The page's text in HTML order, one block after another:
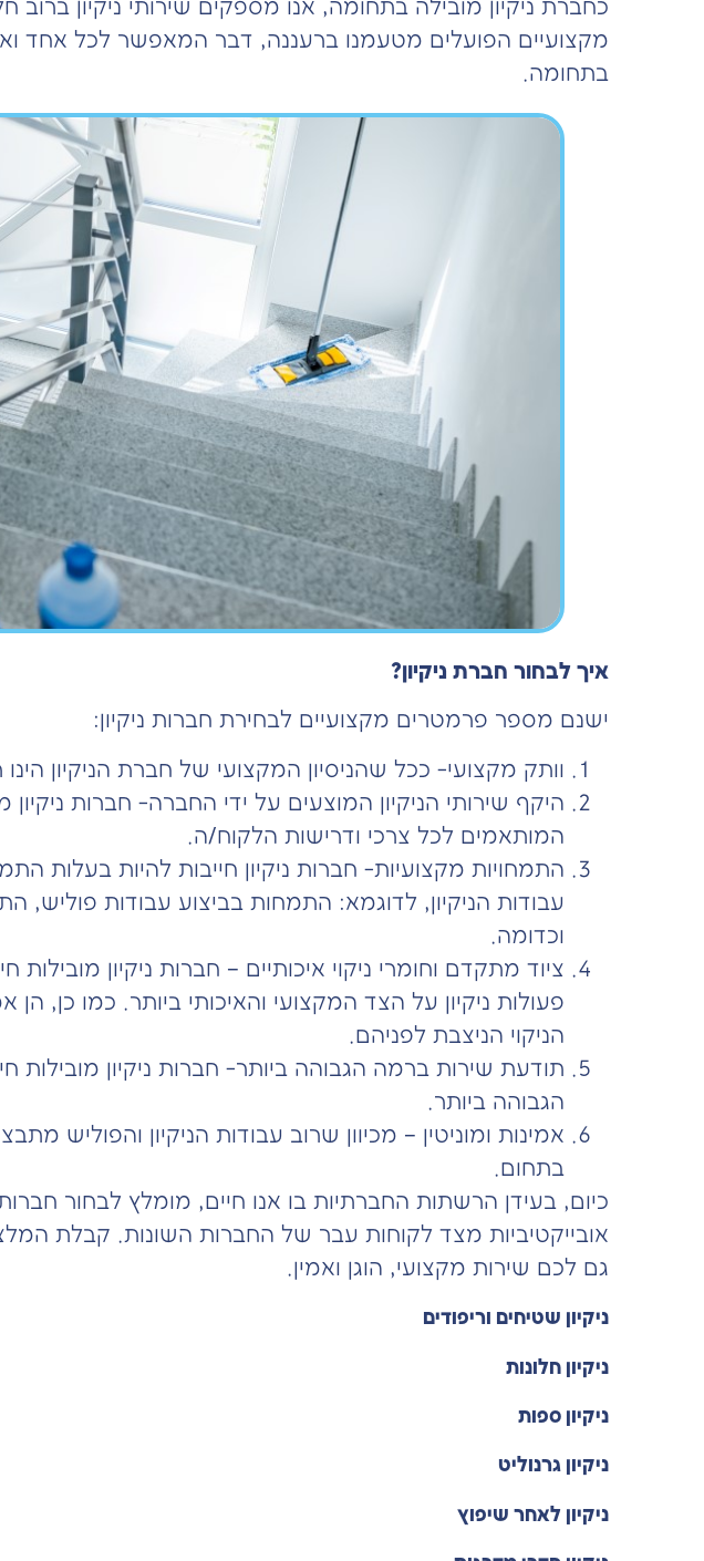
כחברת ניקיון מובילה בתחומה, אנו מספקים שירותי ניקיון
מקצועיים הפועלים מטעמנו ברעננה, דבר המאפשר לכל אחד
בתחומה.
איך לבחור חברת ניקיון?
ישנם מספר פרמטרים מקצועיים לבחירת חברות ניקיון:
וותק מקצועי- ככל שהניסיון המקצועי של חברת הניקיון
היקף שירותי הניקיון המוצעים על ידי החברה- חברות
המותאמים לכל צרכי ודרישות הלקוח/ה.
התמחויות מקצועיות- חברות ניקיון חייבות להיות בעלות
עבודות הניקיון, לדוגמא: התמחות בביצוע עבודות
וכדומה.
ציוד מתקדם וחומרי ניקוי איכותיים – חברות ניקיון
פעולות ניקיון על הצד המקצועי והאיכותי ביותר. כמו כן,
הניקוי הניצבת לפניהם.
תודעת שירות ברמה הגבוהה ביותר- חברות ניקיון מובילות
הגבוהה ביותר.
אמינות ומוניטין – מכיוון שרוב עבודות הניקיון והפוליש
בתחום.
כיום, בעידן הרשתות החברתיות בו אנו חיים, מומלץ לבחור
אובייקטיביות מצד לקוחות עבר של החברות השונות. קבלת
גם לכם שירות מקצועי, הוגן ואמין.
ניקיון שטיחים וריפודים
ניקיון חלונות
ניקיון ספות
ניקיון גרנוליט
ניקיון לאחר שיפוץ